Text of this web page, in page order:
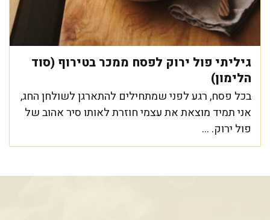
גיליתי פול ירוק לפסח ממכר בטירוף (סוד
הלימון)
בכל פסח, רגע לפני שמתחילים להתארגן לשולחן החג,
אני תמיד מוצאת את עצמי חוזרת לאותו סיר אהוב של
פול ירוק. ...